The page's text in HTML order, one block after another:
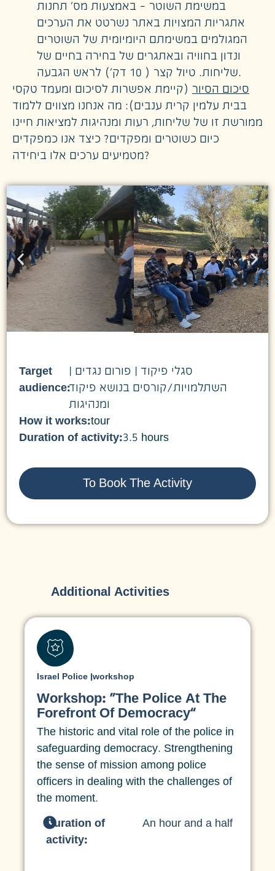
במשימת השוטר – באמצעות מס' תחנות
אתגריות המצויות באתר נשרטט את הערכים
המגולמים במשימתם היומיומית של השוטרים
ונדון בחוויה ובאתגרים של בחירה בחיים של
שליחות. טיול קצר ( 10 דק') לראש הגבעה.
סיכום הסיור (קיימת אפשרות לסיכום ומעמד טקסי
בבית עלמין קרית ענבים): מה אנחנו מצווים ללמוד
ממורשת זו של שליחות, רעות ומנהיגות למציאות חיינו
כיום כשוטרים ומפקדים? כיצד אנו כמפקדים
מטמיעים ערכים אלו ביחידה?
Target
audience:
סגלי פיקוד | פורום נגדים |
השתלמויות/קורסים בנושא פיקוד
ומנהיגות
How it works:tour
Duration of activity:3.5 hours
To Book The Activity
Additional Activities
Israel Police |workshop
Workshop: “The Police At The
Forefront Of Democracy”
The historic and vital role of the police in
safeguarding democracy. Strengthening
the sense of mission among police
officers in dealing with the challenges of
the moment.
Duration of
activity:
An hour and a half